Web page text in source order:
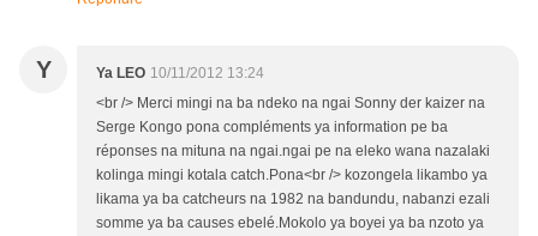
Y Ya LEO 10/11/2012 13:24
<br /> Merci mingi na ba ndeko na ngai Sonny der kaizer na
Serge Kongo pona compléments ya information pe ba
réponses na mituna na ngai.ngai pe na eleko wana nazalaki
kolinga mingi kotala catch.Pona<br /> kozongela likambo ya
likama ya ba catcheurs na 1982 na bandundu, nabanzi ezali
somme ya ba causes ebelé.Mokolo ya boyei ya ba nzoto ya